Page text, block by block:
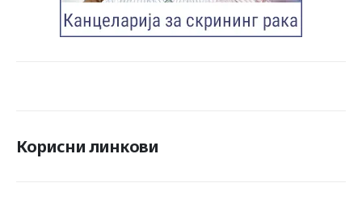
Корисни линкови